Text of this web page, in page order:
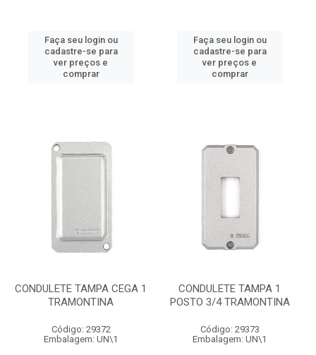
Faça seu login ou
cadastre-se para
ver preços e
comprar
Faça seu login ou
cadastre-se para
ver preços e
comprar
CONDULETE TAMPA CEGA 1
TRAMONTINA
Código: 29372
Embalagem: UN\1
CONDULETE TAMPA 1
POSTO 3/4 TRAMONTINA
Código: 29373
Embalagem: UN\1